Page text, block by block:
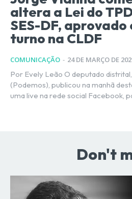
altera a Lei do
SES-DF,
turno na CLDF
COMUNICAÇÃO - 24 DE MARÇO DE
Por Evely Leão O deputado distrital, Jorge Vianna
(Podemos), publicou na manhã
uma live na rede social Facebook,
Don't